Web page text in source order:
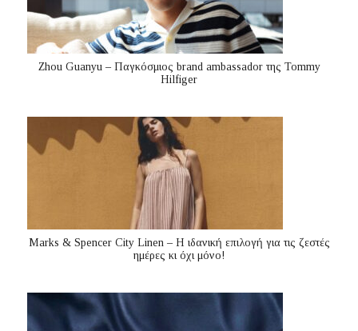
Zhou Guanyu – Παγκόσμιος brand ambassador της Tommy
Hilfiger
Marks & Spencer City Linen – Η ιδανική επιλογή για τις ζεστές
ημέρες κι όχι μόνο!